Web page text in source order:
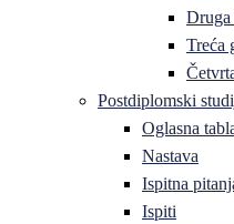
Druga
Treća
Postdiplomski
Oglasna
Nastava
Ispitna
Ispiti